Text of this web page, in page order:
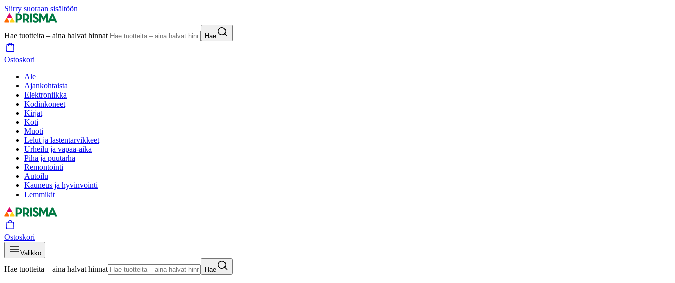
Siirry suoraan sisältöön
Hae tuotteita – aina halvat hinnat Hae
Ostoskori
Ale
Ajankohtaista
Elektroniikka
Kodinkoneet
Kirjat
Koti
Muoti
Lelut ja lastentarvikkeet
Urheilu ja vapaa-aika
Piha ja puutarha
Remontointi
Autoilu
Kauneus ja hyvinvointi
Lemmikit
Ostoskori
Valikko
Hae tuotteita – aina halvat hinnat Hae